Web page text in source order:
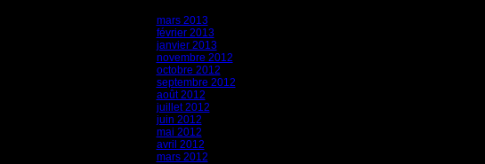
mars 2013
février 2013
janvier 2013
novembre 2012
octobre 2012
septembre 2012
août 2012
juillet 2012
juin 2012
mai 2012
avril 2012
mars 2012